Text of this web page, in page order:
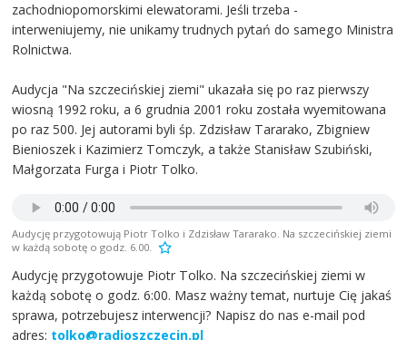
zachodniopomorskimi elewatorami. Jeśli trzeba -
interweniujemy, nie unikamy trudnych pytań do samego Ministra
Rolnictwa.
Audycja "Na szczecińskiej ziemi" ukazała się po raz pierwszy
wiosną 1992 roku, a 6 grudnia 2001 roku została wyemitowana
po raz 500. Jej autorami byli śp. Zdzisław Tararako, Zbigniew
Bienioszek i Kazimierz Tomczyk, a także Stanisław Szubiński,
Małgorzata Furga i Piotr Tolko.
Audycję przygotowują Piotr Tolko i Zdzisław Tararako. Na szczecińskiej ziemi
w każdą sobotę o godz. 6.00.
Audycję przygotowuje Piotr Tolko. Na szczecińskiej ziemi w
każdą sobotę o godz. 6:00. Masz ważny temat, nurtuje Cię jakaś
sprawa, potrzebujesz interwencji? Napisz do nas e-mail pod
adres: tolko@radioszczecin.pl